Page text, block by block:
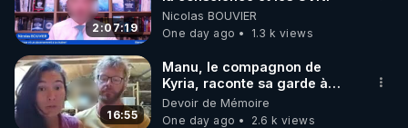
2:07:19
Nicolas BOUVIER
One day ago
1.3 k views
16:55
Manu, le compagnon de
Kyria, raconte sa garde à
vue musclée. PARTAGEZ!
Devoir de Mémoire
One day ago
2.6 k views